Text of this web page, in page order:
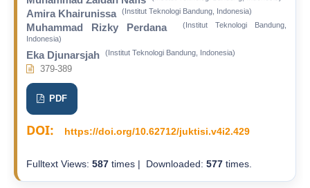
Amira Khairunissa (Institut Teknologi Bandung, Indonesia)
Muhammad Rizky Perdana
(Institut Teknologi Bandung,
Indonesia)
Eka Djunarsjah (Institut Teknologi Bandung, Indonesia)
379-389
PDF
DOI: https://doi.org/10.62712/juktisi.v4i2.429
Fulltext Views: 587times | Downloaded: 577times.